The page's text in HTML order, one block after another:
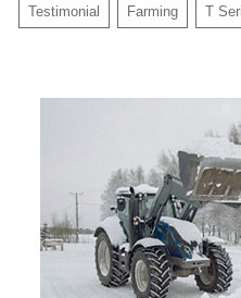
Testimonial Farming T